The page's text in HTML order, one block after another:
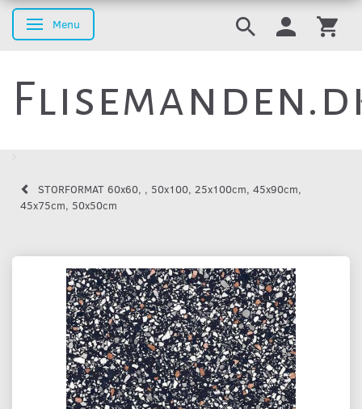
Skifte navigation
Menu
STORFORMAT 60x60, , 50x100, 25x100cm, 45x90cm,
45x75cm, 50x50cm